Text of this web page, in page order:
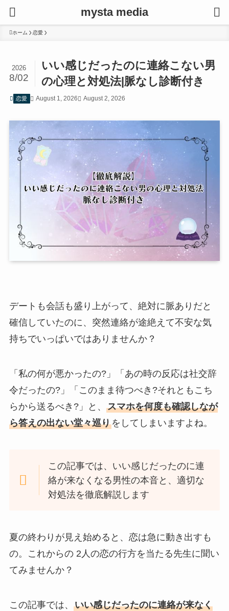
mysta media
ホーム 恋愛
いい感じだったのに連絡こない男
の心理と対処法|脈なし診断付き
2026
8/02
恋愛 August 1, 2026 August 2, 2026
デートも会話も盛り上がって、絶対に脈ありだと
確信していたのに、突然連絡が途絶えて不安な気
持ちでいっぱいではありませんか？
「私の何が悪かったの?」「あの時の反応は社交辞
令だったの?」「このまま待つべき?それともこち
らから送るべき?」と、 スマホを何度も確認しなが
ら答えの出ない堂々巡りをしてしまいますよね。
この記事では、いい感じだったのに連
絡が来なくなる男性の本音と、適切な
対処法を徹底解説します
夏の終わりが見え始めると、恋は急に動き出すも
の。これからの 2人の恋の行方を当たる先生に聞い
てみませんか？
この記事では、 いい感じだったのに連絡が来なく